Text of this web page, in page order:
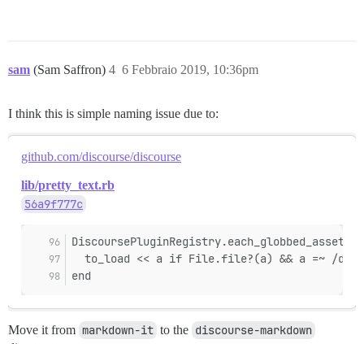
sam (Sam Saffron) 6 Febbraio 2019, 10:36pm
4
I think this is simple naming issue due to:
github.com/discourse/discourse
lib/pretty_text.rb
56a9f777c
DiscoursePluginRegistry.each_globbed_asset
to_load << a if File.file?(a) && a =~ /
end
Move it from markdown-it to the discourse-markdown